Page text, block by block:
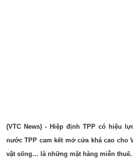
(VTC News) - Hiệp định TPP có hiệu
nước TPP cam kết mở cửa khá cao cho
vật sống… là những mặt hàng miễn thuế.